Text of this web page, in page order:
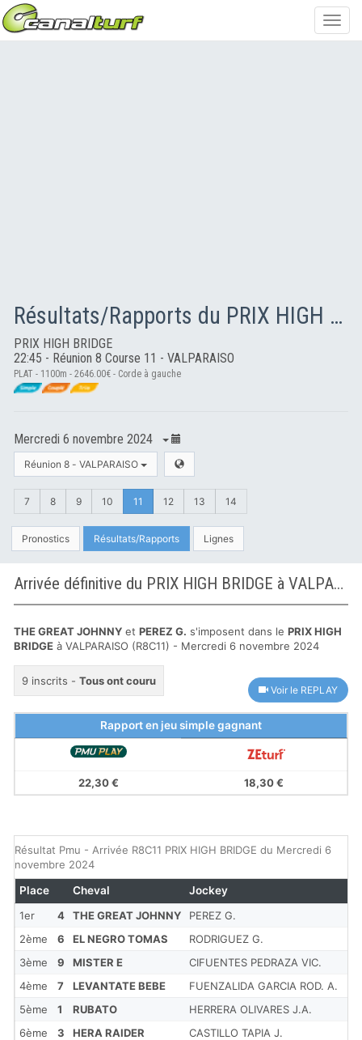
Résultats/Rapports du PRIX HIGH BRIDGE
PRIX HIGH BRIDGE
22:45 - Réunion 8 Course 11 - VALPARAISO
PLAT - 1100m - 2646.00€ - Corde à gauche
Mercredi 6 novembre 2024
Réunion 8 - VALPARAISO
7 8 9 10 11 12 13 14
Pronostics Résultats/Rapports Lignes
Arrivée définitive du PRIX HIGH BRIDGE à VALPARAISO
THE GREAT JOHNNY et PEREZ G. s'imposent dans le PRIX HIGH
BRIDGE à VALPARAISO (R8C11) - Mercredi 6 novembre 2024
9 inscrits - Tous ont couru
Voir le REPLAY
Rapport en jeu simple gagnant
22,30 € 18,30 €
Résultat Pmu - Arrivée R8C11 PRIX HIGH BRIDGE du Mercredi 6
novembre 2024
1er 4 THE GREAT JOHNNY PEREZ G.
2ème
6 EL NEGRO TOMAS RODRIGUEZ G.
3ème
9 MISTER E CIFUENTES PEDRAZA VIC.
4ème
7 LEVANTATE BEBE FUENZALIDA GARCIA ROD. A.
5ème
1 RUBATO HERRERA OLIVARES J.A.
6ème
3 HERA RAIDER CASTILLO TAPIA J.
Place Cheval Jockey